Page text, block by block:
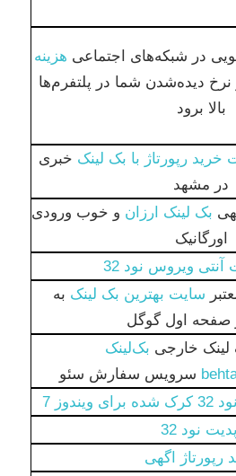
در شبکه‌های اجتماعی هزینه
نرخ دیده‌شدن شما در پلتفرم‌ها
بالا برود
خرید رپورتاژ با بک لینک خبری
در مشهد
بک لینک ارزان و خوب ورودی
اورگانیک
آنتی ویروس نود 32
سایت بهترین بک لینک به
صفحه اول گوگل
خارجی بک‌لینک
سرویس سفارش سئو
7
اپدیت نود 32
رپورتاژ اگهی